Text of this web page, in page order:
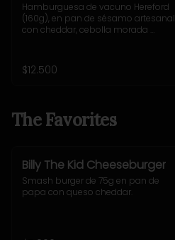
Hamburguesa de vacuno Hereford
(160g), en pan de sésamo artesanal
con cheddar, cebolla morada
acompañamiento a elección.
$12.500
The Favorites
Billy The Kid Cheeseburger
Smash burger de 75g en pan de
papa con queso cheddar.